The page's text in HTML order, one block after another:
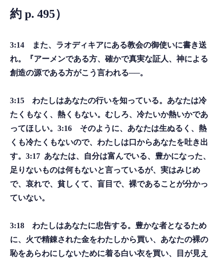
約 p. 495）
3:14 また、ラオディキアにある教会の御使いに書き送
れ。『アーメンである方、確かで真実な証人、神による
創造の源である方がこう言われる──。
3:15 わたしはあなたの行いを知っている。あなたは冷
たくもなく、熱くもない。むしろ、冷たいか熱いかであ
ってほしい。3:16 そのように、あなたは生ぬるく、熱
くも冷たくもないので、わたしは口からあなたを吐き出
す。3:17 あなたは、自分は富んでいる、豊かになった、
足りないものは何もないと言っているが、実はみじめ
で、哀れで、貧しくて、盲目で、裸であることが分かっ
ていない。
3:18 わたしはあなたに忠告する。豊かな者となるため
に、火で精錬された金をわたしから買い、あなたの裸の
恥をあらわにしないために着る白い衣を買い、目が見え